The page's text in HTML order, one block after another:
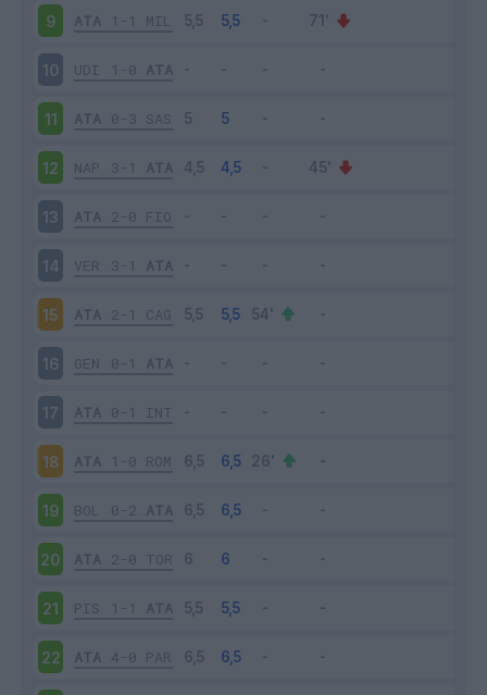
9 ATA 1-1 MIL
10 UDI 1-0 ATA
11 ATA 0-3 SAS
12 NAP 3-1 ATA
13 ATA 2-0 FIO
14 VER 3-1 ATA
15 ATA 2-1 CAG
16 GEN 0-1 ATA
17 ATA 0-1 INT
18 ATA 1-0 ROM
19 BOL 0-2 ATA
20 ATA 2-0 TOR
21 PIS 1-1 ATA
22 ATA 4-0 PAR